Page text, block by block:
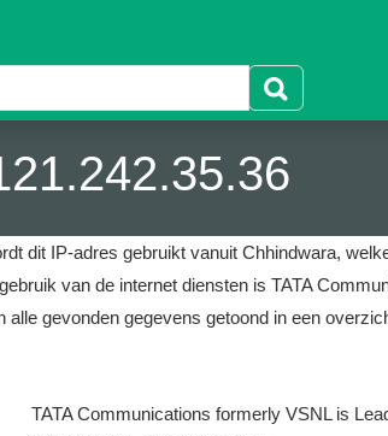
dit IP-adres gebruikt vanuit Chhindwara,
van de internet diensten is TATA
alle gevonden gegevens getoond in een
TATA Communications formerly VSNL is